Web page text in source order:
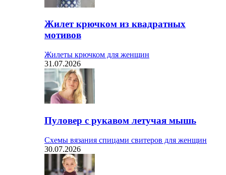
Жилет крючком из квадратных
мотивов
Жилеты крючком для женщин
31.07.2026
Пуловер с рукавом летучая мышь
Схемы вязания спицами свитеров для женщин
30.07.2026